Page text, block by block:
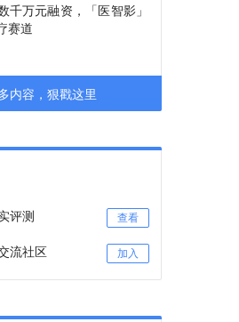
千万元融资，「医智影」
赛道
内容，狠戳这里
评测 查看
流社区 加入